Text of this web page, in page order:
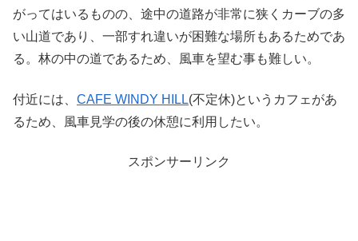
がってはいるものの、途中の道路が非常に狭くカーブの多
い山道であり、一部すれ違いが困難な場所もあるためであ
る。林の中の道であるため、風車を望む事も難しい。
付近には、 CAFE WINDY HILL(不定休)というカフェがあ
るため、風車見学の後の休憩に利用したい。
スポンサーリンク